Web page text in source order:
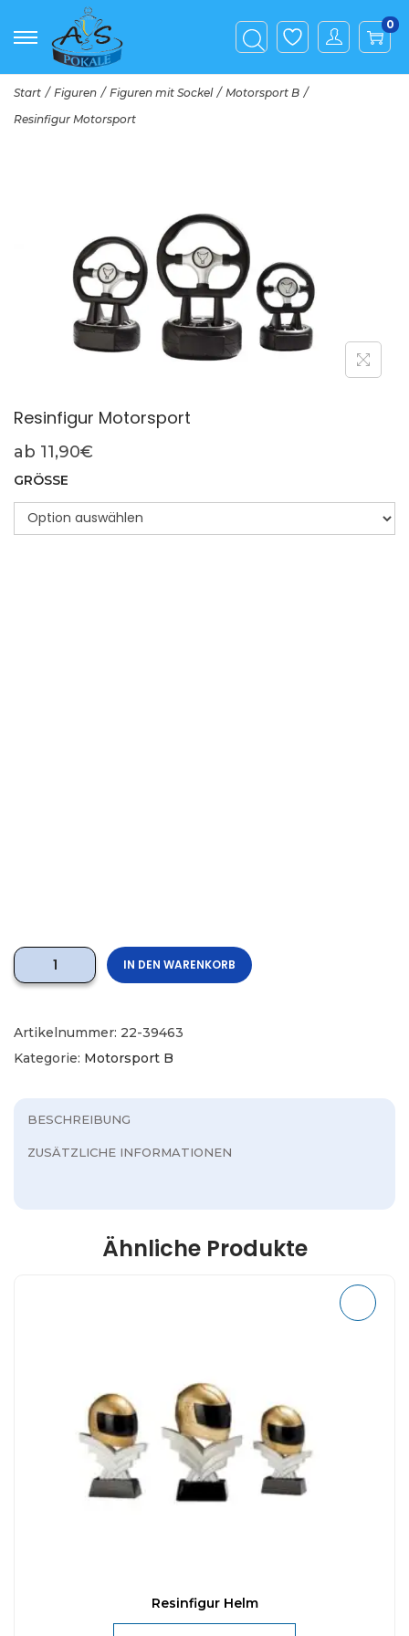
0
Start / Figuren / Figuren mit Sockel / Motorsport B /
Resinfigur Motorsport
Resinfigur Motorsport
ab 11,90€
GRÖSSE
IN DEN WARENKORB
Artikelnummer: 22-39463
Kategorie: Motorsport B
BESCHREIBUNG
ZUSÄTZLICHE INFORMATIONEN
Ähnliche Produkte
Resinfigur Helm